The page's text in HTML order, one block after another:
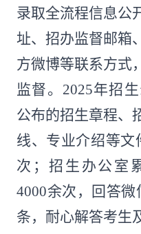
录取全流程信息公
址、招办监督邮箱
方微博等联系方式
监督。2025年招
公布的招生章程、
线、专业介绍等文
次；招生办公室
4000余次，回答
条，耐心解答考生